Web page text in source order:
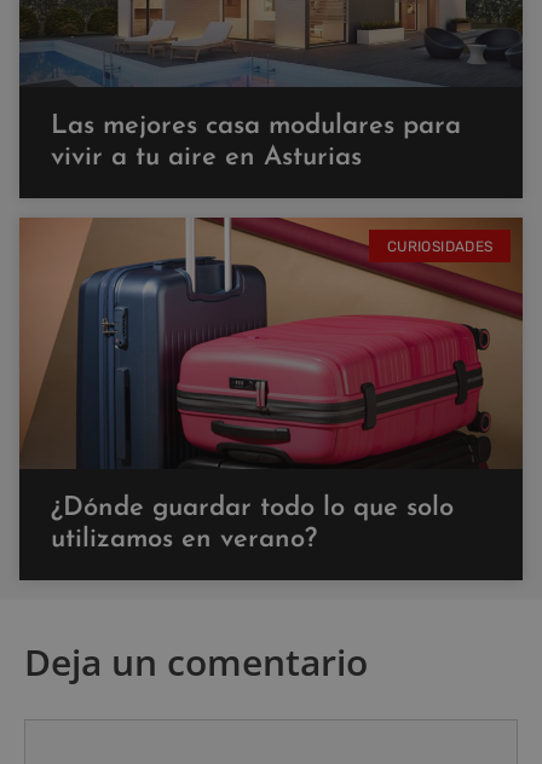
Las mejores casa modulares para
vivir a tu aire en Asturias
CURIOSIDADES
¿Dónde guardar todo lo que solo
utilizamos en verano?
Deja un comentario